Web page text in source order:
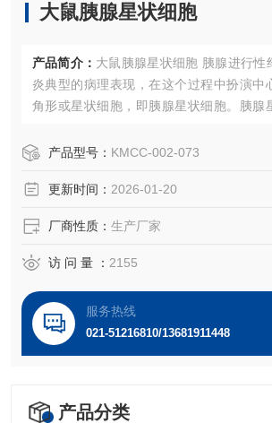
大鼠胰腺星状细胞
产品简介： 大鼠胰腺星状细胞 胰腺进行性
炎典型的病理表现，在这个过程中扮演中
角形或星状细胞，即胰腺星状细胞。胰腺
子激活，分泌多种细胞外基质，包括胶原
的静止期状态，球形。当胰腺受损伤或者
产品型号： KMCC-002-073
更新时间： 2026-01-20
厂商性质： 生产厂家
访 问 量 ： 2155
服务热线
021-51216810/13681911448
产品分类